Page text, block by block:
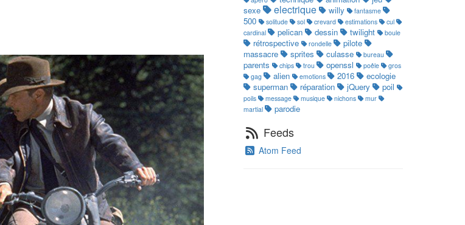
sexe
electrique willy fantasme
500 solitude sol crevard estimations
cul
cardinal
pelican dessin twilight boule
rétrospective rondelle
pilote
massacre
sprites culasse bureau
parents chips trou openssl poêle
gros
gag
alien emotions 2016
ecologie
superman
réparation jQuery poil
poils message musique nichons
mur
martial
parodie
Feeds
Atom Feed